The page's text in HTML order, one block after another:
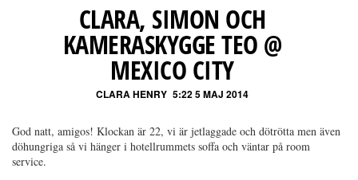
CLARA, SIMON OCH
KAMERASKYGGE TEO @
MEXICO CITY
CLARA HENRY 5:22 5 MAJ 2014
God natt, amigos! Klockan är 22, vi är jetlaggade och dötrötta men även
döhungriga så vi hänger i hotellrummets soffa och väntar på room
service.